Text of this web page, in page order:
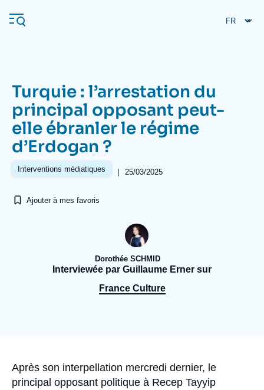
au
contenu
Navigation
principale
L'Ifri
Analyses
Se connecter
Turquie : l’arrestation du
principal opposant peut-
elle ébranler le régime
d’Erdogan ?
Interventions médiatiques | 25/03/2025
Ajouter à mes favoris
Dorothée SCHMID
Interviewée par Guillaume Erner sur
France Culture
Accroche
Après son interpellation mercredi dernier, le
principal opposant politique à Recep Tayyip